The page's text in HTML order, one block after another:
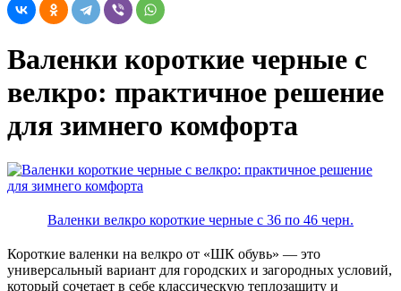
Валенки короткие черные с
велкро: практичное решение
для зимнего комфорта
Валенки велкро короткие черные с 36 по 46 черн.
Короткие валенки на велкро от «ШК обувь» — это
универсальный вариант для городских и загородных условий,
который сочетает в себе классическую теплозащиту и